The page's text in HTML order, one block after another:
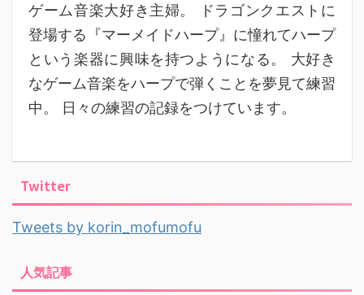
ゲーム音楽大好き主婦。 ドラゴンクエストに
登場する『マーメイドハープ』に憧れてハープ
という楽器に興味を持つようになる。 大好き
なゲーム音楽をハープで弾くことを夢見て練習
中。 日々の練習の記録をつけています。
Twitter
Tweets by korin_mofumofu
人気記事